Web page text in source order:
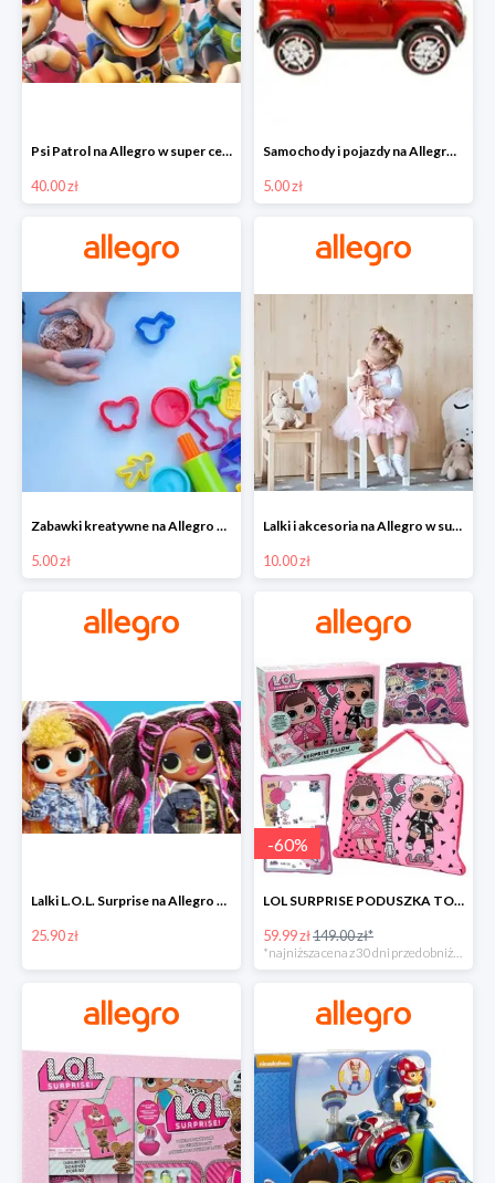
Psi Patrol na Allegro w super cenach od 40 zł
40.00 zł
Samochody i pojazdy na Allegro w super cenach od 5 zł
5.00 zł
Zabawki kreatywne na Allegro w super cenach od 5 zł
5.00 zł
Lalki i akcesoria na Allegro w super cenach od 10 zł
10.00 zł
Lalki L.O.L. Surprise na Allegro w super cenach od 25,90 zł
25.90 zł
-60%
LOL SURPRISE PODUSZKA TOREBKA SEKRETNY SCHOWEK MP3 -59%
59.99 zł149.00 zł*
*najniższa cena z 30 dni przed obniżką